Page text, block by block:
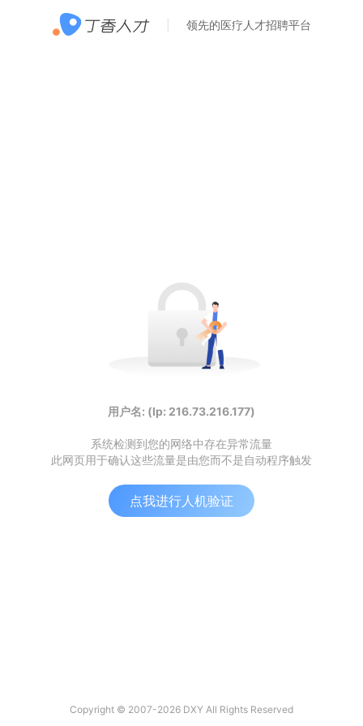
领先的医疗人才招聘平台
用户名: (Ip: 216.73.216.177)
系统检测到您的网络中存在异常流量
此网页用于确认这些流量是由您而不是自动程序触发
点我进行人机验证
Copyright © 2007-2026 DXY All Rights Reserved